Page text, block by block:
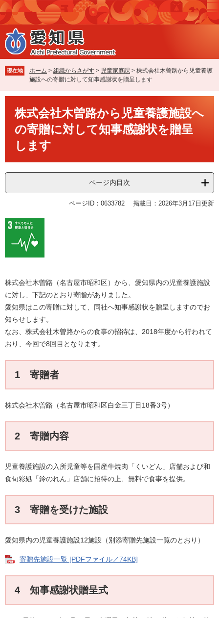
ペ
ー
ジ
の
先
で
す
メ
ニ
ュ
ー
を
ば
し
本
現在地 ホーム > 組織からさがす > 児童家庭課 > 株式会社木曽路から児童養護
施設への寄贈に対して知事感謝状を贈呈します
株式会社木曽路から児童養護施設へ
の寄贈に対して知事感謝状を贈呈
します
ページ内目次
ページID：0633782 掲載日：2026年3月17日更新
​​株式会社木曽路（名古屋市昭和区）から、愛知県内の児童養護施設
に対し、下記のとおり寄贈がありました。
愛知県はこの寄贈に対して、同社へ知事感謝状を贈呈しますのでお
知らせします。
なお、株式会社木曽路からの食事の招待は、2018年度から行われて
おり、今回で8回目となります。
1 寄贈者
​株式会社木曽路（名古屋市昭和区白金三丁目18番3号）
2 寄贈内容
児童養護施設の入所児童等を国産牛焼肉「くいどん」店舗および和
食旬彩処「鈴のれん」店舗に招待の上、無料で食事を提供。
3 寄贈を受けた施設
愛知県内の児童養護施設12施設（別添寄贈先施設一覧のとおり）
寄贈先施設一覧 [PDFファイル／74KB]
4 知事感謝状贈呈式